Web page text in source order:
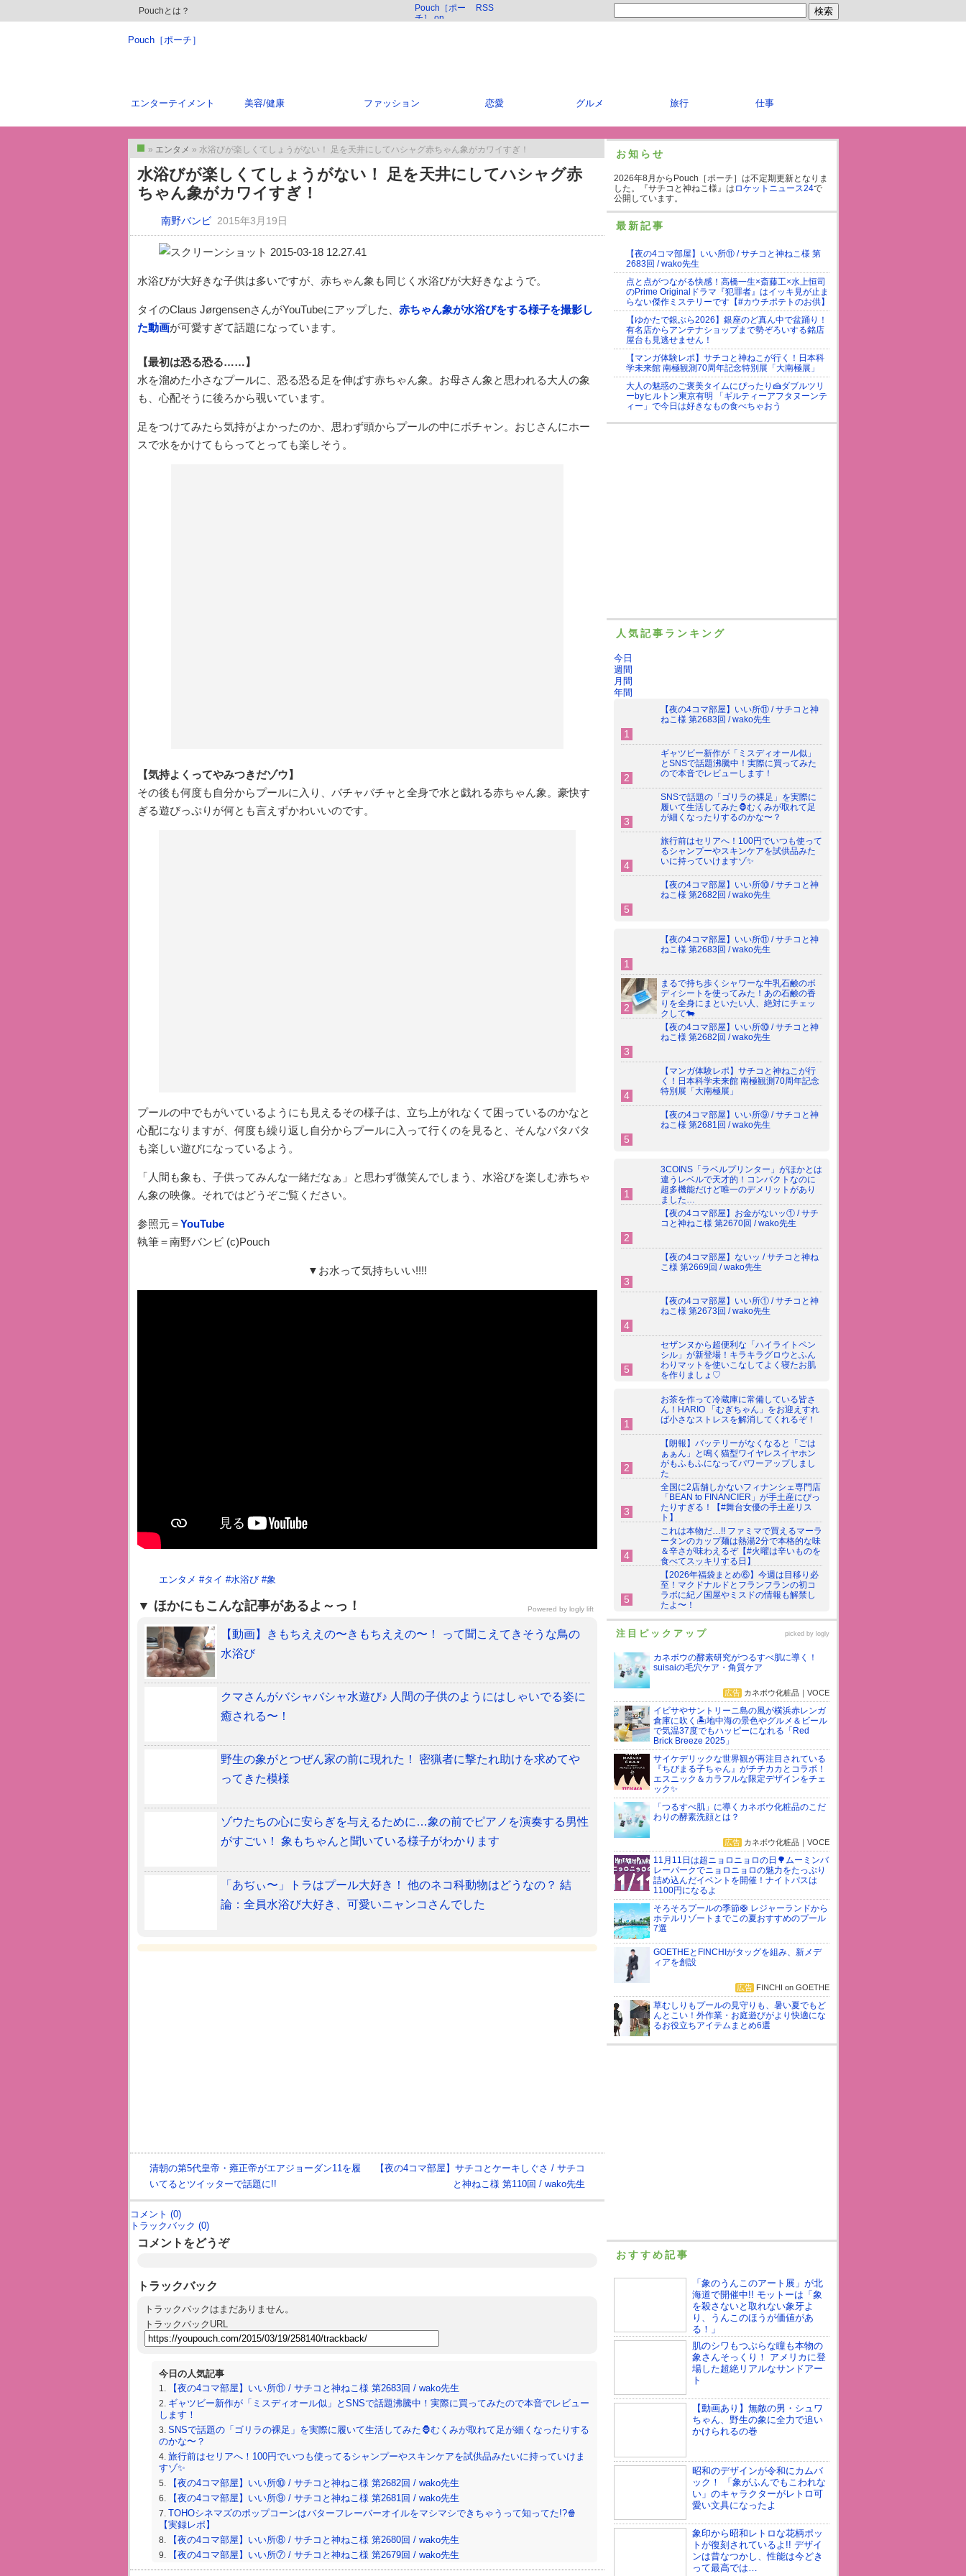
Pouchとは？
Pouch［ポー
チ］ on
RSS
Pouch［ポーチ］
エンターテイメント 美容/健康 ファッション 恋愛 グルメ 旅行 仕事
トップ
» エンタメ » 水浴びが楽しくてしょうがない！ 足を天井にしてハシャグ赤ちゃん象がカワイすぎ！
水浴びが楽しくてしょうがない！ 足を天井にしてハシャグ赤
ちゃん象がカワイすぎ！
南野バンビ 2015年3月19日
水浴びが大好きな子供は多いですが、赤ちゃん象も同じく水浴びが大好きなようで。
タイの‪Claus JørgensenさんがYouTubeにアップした、 赤ちゃん象が水浴びをする様子を撮影し
た動画が可愛すぎて話題になっています。
【最初は恐る恐る……】
水を溜めた小さなプールに、恐る恐る足を伸ばす赤ちゃん象。お母さん象と思われる大人の象
も、心配そうに後ろから覗いています。
足をつけてみたら気持がよかったのか、思わず頭からプールの中にボチャン。おじさんにホー
スで水をかけてもらってとっても楽しそう。
【気持よくってやみつきだゾウ】
その後も何度も自分からプールに入り、バチャバチャと全身で水と戯れる赤ちゃん象。豪快す
ぎる遊びっぷりが何とも言えずかわいいのです。
プールの中でもがいているようにも見えるその様子は、立ち上がれなくて困っているのかなと
心配になりますが、何度も繰り返し自分からプールに入って行くのを見ると、そんなバタバタ
も楽しい遊びになっているよう。
「人間も象も、子供ってみんな一緒だなぁ」と思わず微笑んでしまう、水浴びを楽しむ赤ちゃ
ん象の映像。それではどうぞご覧ください。
参照元＝YouTube
執筆＝南野バンビ (c)Pouch
▼お水って気持ちいい!!!!
エンタメ #タイ #水浴び#象
ほかにもこんな記事があるよ～っ！
【動画】きもちええの〜きもちええの〜！ って聞こえてきそうな鳥の
水浴び
クマさんがバシャバシャ水遊び♪ 人間の子供のようにはしゃいでる姿に
癒される〜！
野生の象がとつぜん家の前に現れた！ 密猟者に撃たれ助けを求めてや
ってきた模様
ゾウたちの心に安らぎを与えるために…象の前でピアノを演奏する男性
がすごい！ 象もちゃんと聞いている様子がわかります
「あぢぃ〜」トラはプール大好き！ 他のネコ科動物はどうなの？ 結
論：全員水浴び大好き、可愛いニャンコさんでした
Powered by logly lift
清朝の第5代皇帝・雍正帝がエアジョーダン11を履
いてるとツイッターで話題に!!
【夜の4コマ部屋】サチコとケーキしぐさ / サチコ
と神ねこ様 第110回 / wako先生
コメント (0)
トラックバック (0)
コメントをどうぞ
トラックバック
トラックバックはまだありません。
トラックバックURL
今日の人気記事
【夜の4コマ部屋】いい所⑪ / サチコと神ねこ様 第2683回 / wako先生
ギャツビー新作が「ミスディオール似」とSNSで話題沸騰中！実際に買ってみたので本音でレビュー
します！
SNSで話題の「ゴリラの裸足」を実際に履いて生活してみた🦍むくみが取れて足が細くなったりする
のかな〜？
旅行前はセリアへ！100円でいつも使ってるシャンプーやスキンケアを試供品みたいに持っていけま
すゾ✨
【夜の4コマ部屋】いい所⑩ / サチコと神ねこ様 第2682回 / wako先生
【夜の4コマ部屋】いい所⑨ / サチコと神ねこ様 第2681回 / wako先生
TOHOシネマズのポップコーンはバターフレーバーオイルをマシマシできちゃうって知ってた!?🍿
【実録レポ】
【夜の4コマ部屋】いい所⑧ / サチコと神ねこ様 第2680回 / wako先生
【夜の4コマ部屋】いい所⑦ / サチコと神ねこ様 第2679回 / wako先生
【夜の4コマ部屋】いい所⑥ / サチコと神ねこ様 第2678回 / wako先生
お知らせ
2026年8月からPouch［ポーチ］は不定期更新となりま
した。『サチコと神ねこ様』は ロケットニュース24で
公開しています。
最新記事
【夜の4コマ部屋】いい所⑪ / サチコと神ねこ様 第
2683回 / wako先生
点と点がつながる快感！高橋一生×斎藤工×水上恒司
のPrime Originalドラマ『犯罪者』はイッキ見が止ま
らない傑作ミステリーです【#カウチポテトのお供】
【ゆかたで銀ぶら2026】銀座のど真ん中で盆踊り！
有名店からアンテナショップまで勢ぞろいする銘店
屋台も見逃せません！
【マンガ体験レポ】サチコと神ねこが行く！日本科
学未来館 南極観測70周年記念特別展「大南極展」
大人の魅惑のご褒美タイムにぴったり🍰ダブルツリ
ーbyヒルトン東京有明 「ギルティーアフタヌーンテ
ィー」で今日は好きなもの食べちゃおう
人気記事ランキング
今日
週間
月間
年間
【夜の4コマ部屋】いい所⑪ / サチコと神
ねこ様 第2683回 / wako先生
ギャツビー新作が「ミスディオール似」
とSNSで話題沸騰中！実際に買ってみた
ので本音でレビューします！
SNSで話題の「ゴリラの裸足」を実際に
履いて生活してみた🦍むくみが取れて足
が細くなったりするのかな〜？
旅行前はセリアへ！100円でいつも使って
るシャンプーやスキンケアを試供品みた
いに持っていけますゾ✨
【夜の4コマ部屋】いい所⑩ / サチコと神
ねこ様 第2682回 / wako先生
【夜の4コマ部屋】いい所⑪ / サチコと神
ねこ様 第2683回 / wako先生
まるで持ち歩くシャワーな牛乳石鹸のボ
ディシートを使ってみた！あの石鹸の香
りを全身にまといたい人、絶対にチェッ
クして🐄
【夜の4コマ部屋】いい所⑩ / サチコと神
ねこ様 第2682回 / wako先生
【マンガ体験レポ】サチコと神ねこが行
く！日本科学未来館 南極観測70周年記念
特別展「大南極展」
【夜の4コマ部屋】いい所⑨ / サチコと神
ねこ様 第2681回 / wako先生
3COINS「ラベルプリンター」がほかとは
違うレベルで天才的！コンパクトなのに
超多機能だけど唯一のデメリットがあり
ました…
【夜の4コマ部屋】お金がないッ① / サチ
コと神ねこ様 第2670回 / wako先生
【夜の4コマ部屋】ないッ / サチコと神ね
こ様 第2669回 / wako先生
【夜の4コマ部屋】いい所① / サチコと神
ねこ様 第2673回 / wako先生
セザンヌから超便利な「ハイライトペン
シル」が新登場！キラキラグロウとふん
わりマットを使いこなしてよく寝たお肌
を作りましょ♡
お茶を作って冷蔵庫に常備している皆さ
ん！HARIO 「むぎちゃん」をお迎えすれ
ば小さなストレスを解消してくれるぞ！
【朗報】バッテリーがなくなると「ごは
ぁぁん」と鳴く猫型ワイヤレスイヤホン
がもふもふになってパワーアップしまし
た
全国に2店舗しかないフィナンシェ専門店
「BEAN to FINANCIER」が手土産にぴっ
たりすぎる！【#舞台女優の手土産リス
ト】
これは本物だ…!! ファミマで買えるマーラ
ータンのカップ麺は熱湯2分で本格的な味
＆辛さが味わえるぞ【#火曜は辛いものを
食べてスッキリする日】
【2026年福袋まとめ⑥】今週は目移り必
至！マクドナルドとフランフランの初コ
ラボに紀ノ国屋やミスドの情報も解禁し
たよ〜！
注目ピックアップ
カネボウの酵素研究がつるすべ肌に導く！
suisaiの毛穴ケア・角質ケア
広告カネボウ化粧品｜VOCE
イビサやサントリーニ島の風が横浜赤レンガ
倉庫に吹く🏝️地中海の景色やグルメ＆ビール
で気温37度でもハッピーになれる「Red
Brick Breeze 2025」
サイケデリックな世界観が再注目されている
『ちびまる子ちゃん』がチチカカとコラボ！
エスニック＆カラフルな限定デザインをチェ
ック✨
「つるすべ肌」に導くカネボウ化粧品のこだ
わりの酵素洗顔とは？
広告カネボウ化粧品｜VOCE
11月11日は超ニョロニョロの日🌳ムーミンバ
レーパークでニョロニョロの魅力をたっぷり
詰め込んだイベントを開催！ナイトパスは
1100円になるよ
そろそろプールの季節🛟 レジャーランドから
ホテルリゾートまでこの夏おすすめのプール
7選
GOETHEとFINCHIがタッグを組み、新メデ
ィアを創設
広告FINCHI on GOETHE
草むしりもプールの見守りも、暑い夏でもど
んとこい！外作業・お庭遊びがより快適にな
るお役立ちアイテムまとめ6選
picked by logly
おすすめ記事
「象のうんこのアート展」が北
海道で開催中!! モットーは「象
を殺さないと取れない象牙よ
り、うんこのほうが価値があ
る！」
肌のシワもつぶらな瞳も本物の
象さんそっくり！ アメリカに登
場した超絶リアルなサンドアー
ト
【動画あり】無敵の男・シュワ
ちゃん、野生の象に全力で追い
かけられるの巻
昭和のデザインが令和にカムバ
ック！ 「象がふんでもこわれな
い」のキャラクターがレトロ可
愛い文具になったよ
象印から昭和レトロな花柄ポッ
トが復刻されているよ!! デザイ
ンは昔なつかし、性能は今どき
って最高では…